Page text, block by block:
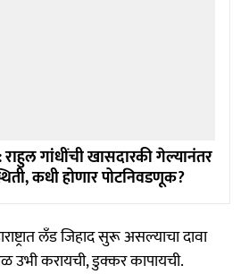
गांधींची खासदारकी गेल्यानंतर
कधी होणार पोटनिवडणूक?
लँड जिहाद सुरू असल्याचा दावा
उभी करायची, डुक्कर कापायची.